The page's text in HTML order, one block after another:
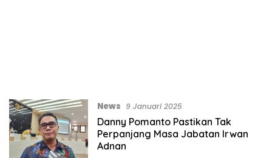
News 9 Januari 2025
Danny Pomanto Pastikan Tak
Perpanjang Masa Jabatan Irwan
Adnan